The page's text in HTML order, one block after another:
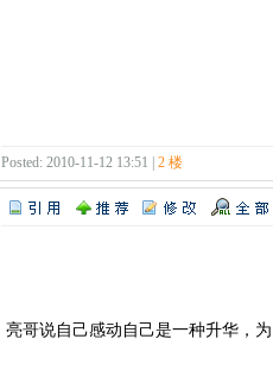
Posted: 2010-11-12 13:51 | 2 楼
亮哥说自己感动自己是一种升华，